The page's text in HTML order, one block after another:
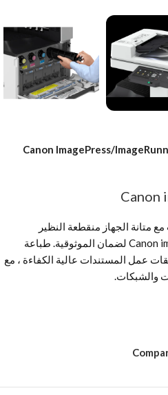
Canon ImagePress/
Canon
متانة الجهاز منقطعة النظير
تم تصميم Canon imageRUNNER C3226i لضمان الموثوقية. طباعة
عمل المستندات عالية الكفاءة ، مع
والشبكات.